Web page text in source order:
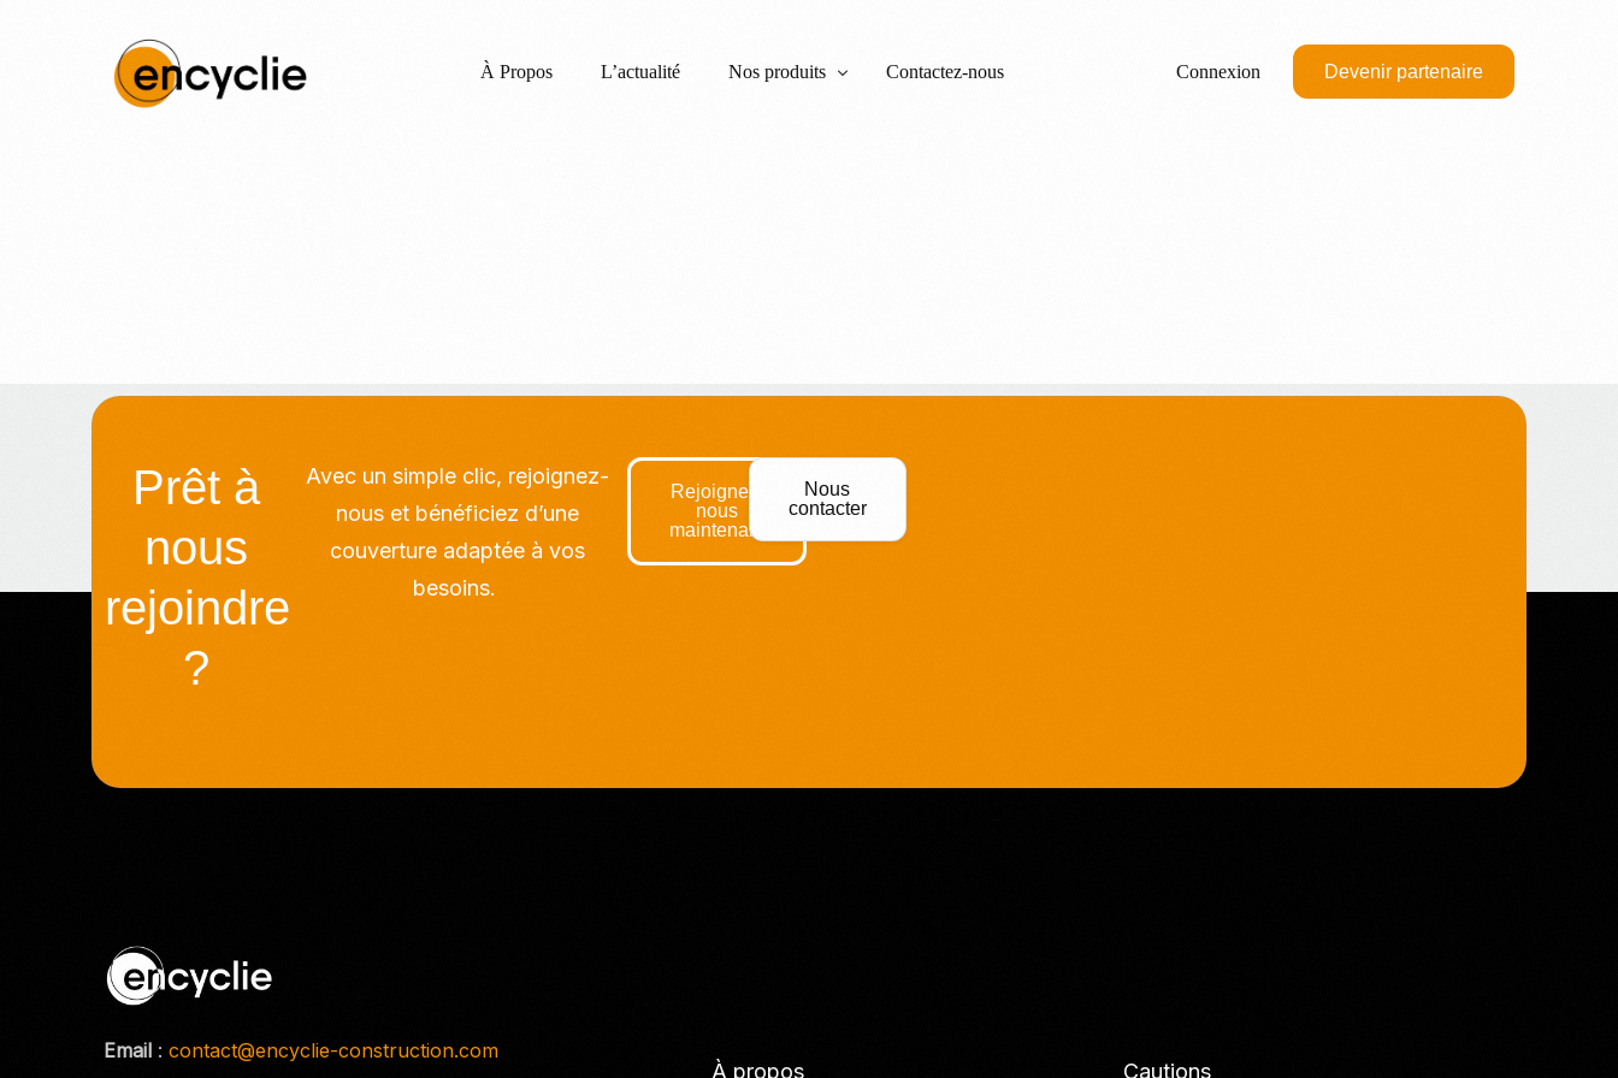
À Propos L’actualité Nos produits
Assurance Dommages Ouvrage – DOM-TOM
Contactez-nous Connexion Devenir partenaire
Prêt à
nous
rejoindre
?
Avec un simple clic, rejoignez-
nous et bénéficiez d’une
couverture adaptée à vos
besoins.
Rejoignez-
nous
maintenant
Nous
contacter
Email : contact@encyclie-construction.com
À propos Cautions